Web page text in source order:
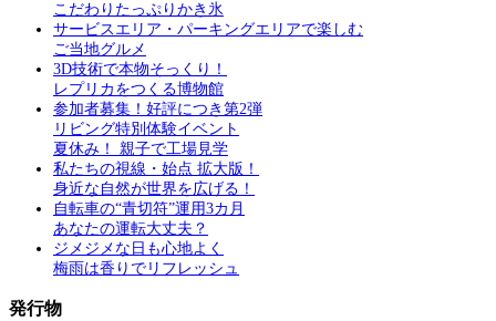
こだわりたっぷりかき氷
サービスエリア・パーキングエリアで楽しむ
ご当地グルメ
3D技術で本物そっくり！
レプリカをつくる博物館
参加者募集！好評につき第2弾
リビング特別体験イベント
夏休み！ 親子で工場見学
私たちの視線・始点 拡大版！
身近な自然が世界を広げる！
自転車の“青切符”運用3カ月
あなたの運転大丈夫？
ジメジメな日も心地よく
梅雨は香りでリフレッシュ
発行物